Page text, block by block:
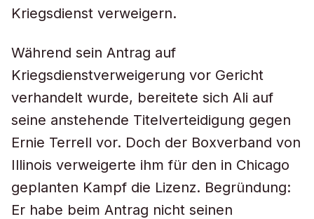
Kriegsdienst verweigern.
Während sein Antrag auf
Kriegsdienstverweigerung vor Gericht
verhandelt wurde, bereitete sich Ali auf
seine anstehende Titelverteidigung gegen
Ernie Terrell vor. Doch der Boxverband von
Illinois verweigerte ihm für den in Chicago
geplanten Kampf die Lizenz. Begründung:
Er habe beim Antrag nicht seinen